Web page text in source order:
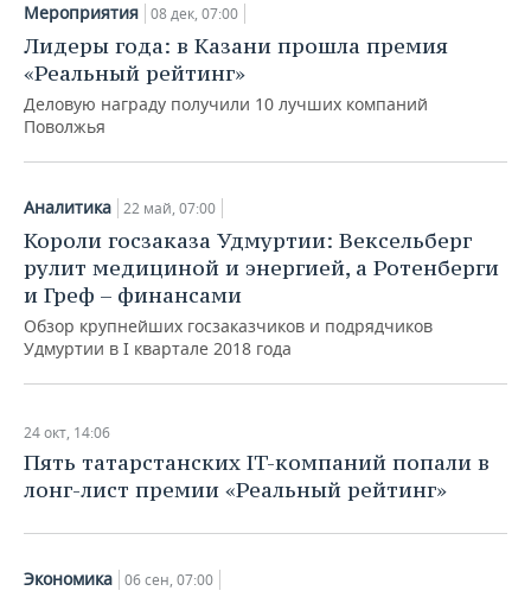
ВОЛЕЙБОЛ
КИБЕРСПОРТ
ФИГУРНОЕ КАТАНИЕ
ВОДНЫЕ ВИДЫ СПОРТА
ХОККЕЙ С МЯЧОМ
ИСТОРИЯ
КУЛЬТУРА
МЕДИЦИНА
ОБРАЗОВАНИЕ
ПРОИСШЕСТВИЯ
СПИСОК ПЕРСОН
СПИСОК КОМПАНИЙ
ПОЛНАЯ ВЕРСИЯ
Мероприятия 08 дек, 07:00
Лидеры года: в Казани прошла премия
«Реальный рейтинг»
Деловую награду получили 10 лучших компаний
Поволжья
Аналитика 22 май, 07:00
Короли госзаказа Удмуртии: Вексельберг
рулит медициной и энергией, а Ротенберги
и Греф – финансами
Обзор крупнейших госзаказчиков и подрядчиков
Удмуртии в I квартале 2018 года
24 окт, 14:06
​Пять татарстанских IT-компаний попали в
лонг-лист премии «Реальный рейтинг»
Экономика 06 сен, 07:00